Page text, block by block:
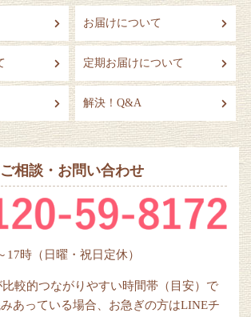
お届けについて
定期お届けについて
解決！Q&A
ご相談・お問い合わせ
17時（日曜・祝日定休）
較的つながりやすい時間帯（目安）で
あっている場合、お急ぎの方はLINEチ